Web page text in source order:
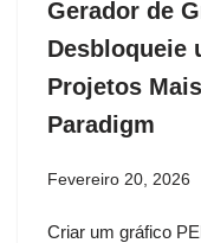
Gerador de
Desbloqueie
Projetos
Paradigm
Fevereiro 20, 2026
Criar um gráfico